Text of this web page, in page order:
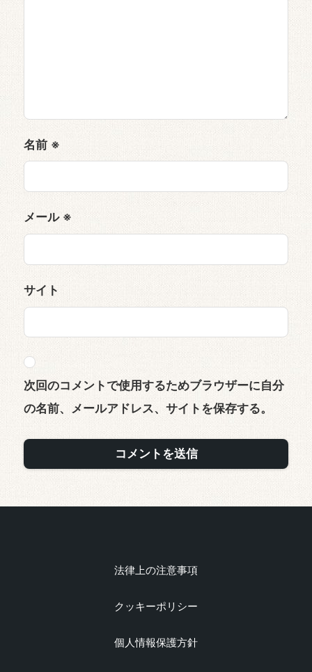
名前 ※
メール ※
サイト
次回のコメントで使用するためブラウザーに自分
の名前、メールアドレス、サイトを保存する。
法律上の注意事項
クッキーポリシー
個人情報保護方針